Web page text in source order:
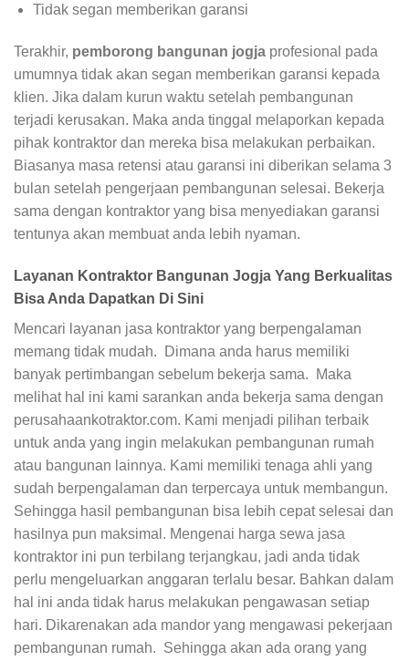
Tidak segan memberikan garansi
Terakhir, pemborong bangunan jogja profesional pada
umumnya tidak akan segan memberikan garansi kepada
klien. Jika dalam kurun waktu setelah pembangunan
terjadi kerusakan. Maka anda tinggal melaporkan kepada
pihak kontraktor dan mereka bisa melakukan perbaikan.
Biasanya masa retensi atau garansi ini diberikan selama 3
bulan setelah pengerjaan pembangunan selesai. Bekerja
sama dengan kontraktor yang bisa menyediakan garansi
tentunya akan membuat anda lebih nyaman.
Layanan Kontraktor Bangunan Jogja Yang Berkualitas
Bisa Anda Dapatkan Di Sini
Mencari layanan jasa kontraktor yang berpengalaman
memang tidak mudah. Dimana anda harus memiliki
banyak pertimbangan sebelum bekerja sama. Maka
melihat hal ini kami sarankan anda bekerja sama dengan
perusahaankotraktor.com. Kami menjadi pilihan terbaik
untuk anda yang ingin melakukan pembangunan rumah
atau bangunan lainnya. Kami memiliki tenaga ahli yang
sudah berpengalaman dan terpercaya untuk membangun.
Sehingga hasil pembangunan bisa lebih cepat selesai dan
hasilnya pun maksimal. Mengenai harga sewa jasa
kontraktor ini pun terbilang terjangkau, jadi anda tidak
perlu mengeluarkan anggaran terlalu besar. Bahkan dalam
hal ini anda tidak harus melakukan pengawasan setiap
hari. Dikarenakan ada mandor yang mengawasi pekerjaan
pembangunan rumah. Sehingga akan ada orang yang